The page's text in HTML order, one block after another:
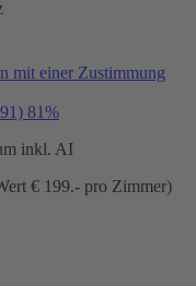
mit einer Zustimmung
81%
inkl. AI
€ 199.- pro Zimmer)